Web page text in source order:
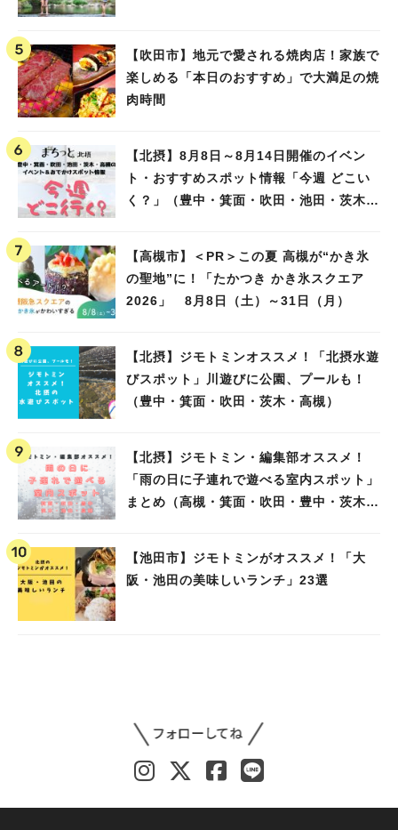
【吹田市】地元で愛される焼肉店！家族で
楽しめる「本日のおすすめ」で大満足の焼
肉時間
【北摂】8月8日～8月14日開催のイベン
ト・おすすめスポット情報「今週 どこい
く？」（豊中・箕面・吹田・池田・茨木・
【高槻市】＜PR＞この夏 高槻が“かき氷
の聖地”に！「たかつき かき氷スクエア
2026」 8月8日（土）～31日（月）
【北摂】ジモトミンオススメ！「北摂水遊
びスポット」川遊びに公園、プールも！
（豊中・箕面・吹田・茨木・高槻）
【北摂】ジモトミン・編集部オススメ！
「雨の日に子連れで遊べる室内スポット」
まとめ（高槻・箕面・吹田・豊中・茨木・
【池田市】ジモトミンがオススメ！「大
阪・池田の美味しいランチ」23選